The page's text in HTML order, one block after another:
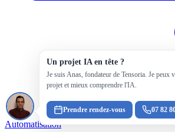
Automatisation
Un projet IA en tête ?
Je suis Anas, fondateur de Tensoria. Je peux
projet et mieux comprendre l'IA.
Prendre rendez-vous 07 82